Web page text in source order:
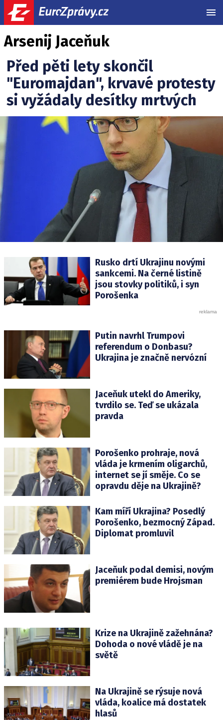
Arsenij Jaceňuk
Před pěti lety skončil
"Euromajdan", krvavé protesty
si vyžádaly desítky mrtvých
Rusko drtí Ukrajinu novými
sankcemi. Na černé listině
jsou stovky politiků, i syn
Porošenka
Putin navrhl Trumpovi
referendum o Donbasu?
Ukrajina je značně nervózní
Jaceňuk utekl do Ameriky,
tvrdilo se. Teď se ukázala
pravda
Porošenko prohraje, nová
vláda je krmením oligarchů,
internet se jí směje. Co se
opravdu děje na Ukrajině?
Kam míří Ukrajina? Posedlý
Porošenko, bezmocný Západ.
Diplomat promluvil
Jaceňuk podal demisi, novým
premiérem bude Hrojsman
Krize na Ukrajině zažehnána?
Dohoda o nové vládě je na
světě
Na Ukrajině se rýsuje nová
vláda, koalice má dostatek
hlasů